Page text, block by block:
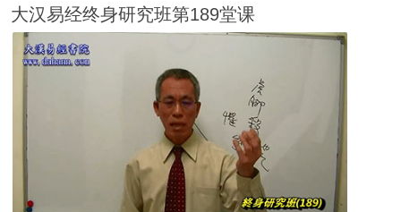
大汉易经终身研究班第189堂课